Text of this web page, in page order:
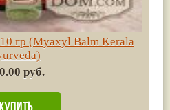
гр (Myaxyl Balm Kerala
руб.